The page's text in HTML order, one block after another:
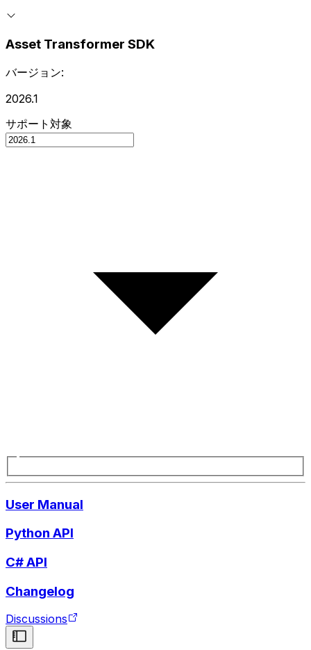
Asset Transformer SDK
バージョン:
2026.1
サポート対象
User Manual
Python API
C# API
Changelog
Discussions